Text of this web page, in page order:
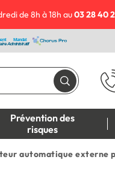
de 8h à 18h au03 28 40
Prévention des
risques
automatique externe